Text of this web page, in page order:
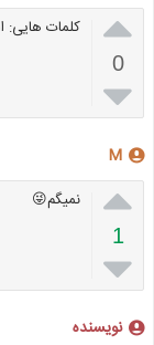

0

کلمات هایی:
M

1

نمیگم😜
نویسنده